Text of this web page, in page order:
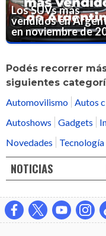
Los SUVs más
vendidos en
en noviembre de
Podés recorrer
siguientes
Automovilismo Autos
Autoshows
Gadgets
Novedades
Tecnología
NOTICIAS